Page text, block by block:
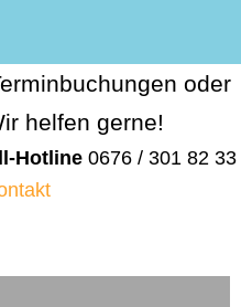
oder
helfen gerne!
Hotline 0676 / 301 82 33